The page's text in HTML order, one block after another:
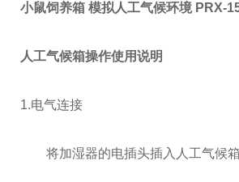
小鼠饲养箱 模拟人工气候环境 PRX-
人工气候箱操作使用说明
1.电气连接
将加湿器的电插头插入人工气候箱